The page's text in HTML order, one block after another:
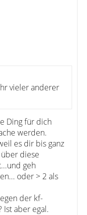
vieler anderer
Ding für dich
werden.
es dir bis ganz
diese
geh
oder > 2 als
der kf-
Ist aber egal.